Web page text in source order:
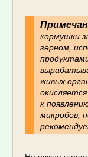
кормушки
зерном,
живых
к
микробов,